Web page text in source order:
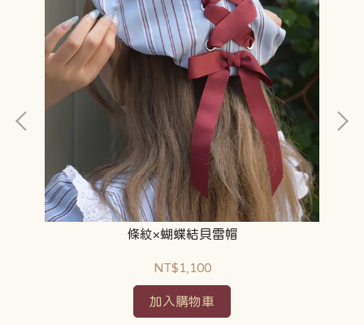
條紋×蝴蝶結貝雷帽
NT$1,100
加入購物車